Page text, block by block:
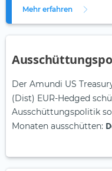
Mehr erfahren
Der Amundi US
(Dist) EUR-Hedged
Ausschüttungspolitik
Monaten ausschütten: